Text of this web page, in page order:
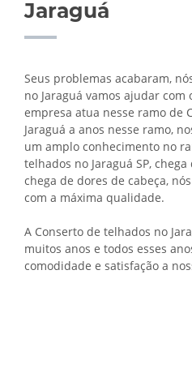
Jaraguá
Seus problemas acabaram,
no Jaraguá vamos ajudar com
empresa atua nesse ramo de
Jaraguá a anos nesse ramo,
um amplo conhecimento no
telhados no Jaraguá SP,
chega de dores de cabeça,
com a máxima qualidade.
A Conserto de telhados no
muitos anos e todos esses
comodidade e satisfação a